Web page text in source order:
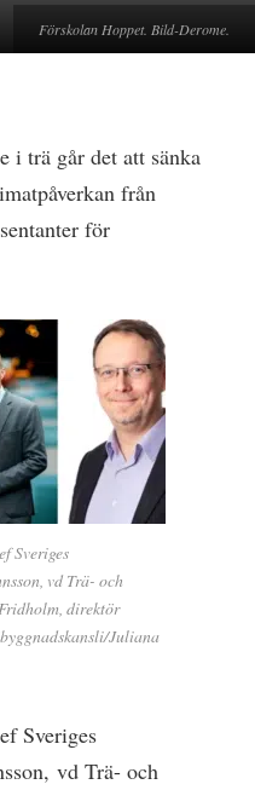
Förskolan Hoppet. Bild-Derome.
i trä går det att sänka
från
för
Sveriges
vd Trä- och
direktör
Juliana
Sveriges
vd Trä- och